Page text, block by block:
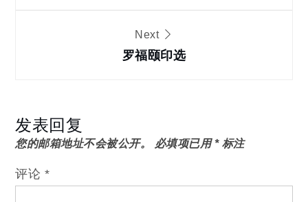
Next
罗福颐印选
发表回复
您的邮箱地址不会被公开。 必填项已用*标注
评论 *